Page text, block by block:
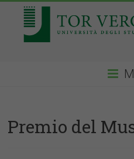
Premio del